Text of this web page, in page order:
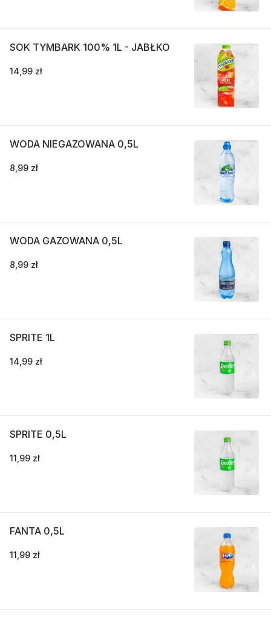
SOK TYMBARK 100% 1L - JABŁKO
14,99 zł
WODA NIEGAZOWANA 0,5L
8,99 zł
WODA GAZOWANA 0,5L
8,99 zł
SPRITE 1L
14,99 zł
SPRITE 0,5L
11,99 zł
FANTA 0,5L
11,99 zł